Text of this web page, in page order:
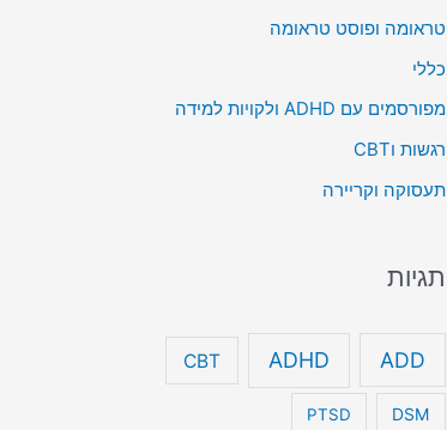
טראומה ופוסט טראומה
כללי
מפורסמים עם ADHD ולקויות למידה
רגשות וCBT
תעסוקה וקריירה
תגיות
ADD
ADHD
CBT
DSM
PTSD